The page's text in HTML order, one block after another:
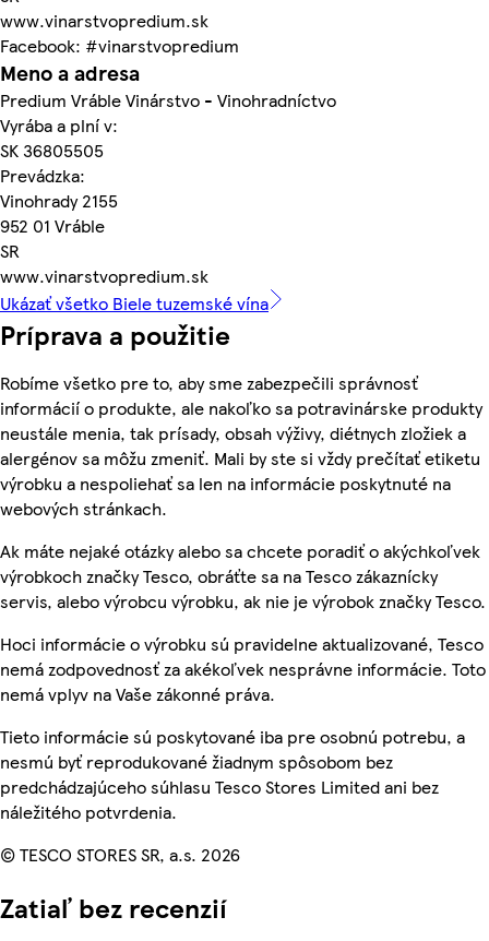
www.vinarstvopredium.sk
Facebook: #vinarstvopredium
Meno a adresa
Predium Vráble Vinárstvo - Vinohradníctvo
Vyrába a plní v:
SK 36805505
Prevádzka:
Vinohrady 2155
952 01 Vráble
SR
www.vinarstvopredium.sk
Ukázať všetko Biele tuzemské vína
Príprava a použitie
Robíme všetko pre to, aby sme zabezpečili správnosť
informácií o produkte, ale nakoľko sa potravinárske produkty
neustále menia, tak prísady, obsah výživy, diétnych zložiek a
alergénov sa môžu zmeniť. Mali by ste si vždy prečítať etiketu
výrobku a nespoliehať sa len na informácie poskytnuté na
webových stránkach.
Ak máte nejaké otázky alebo sa chcete poradiť o akýchkoľvek
výrobkoch značky Tesco, obráťte sa na Tesco zákaznícky
servis, alebo výrobcu výrobku, ak nie je výrobok značky Tesco.
Hoci informácie o výrobku sú pravidelne aktualizované, Tesco
nemá zodpovednosť za akékoľvek nesprávne informácie. Toto
nemá vplyv na Vaše zákonné práva.
Tieto informácie sú poskytované iba pre osobnú potrebu, a
nesmú byť reprodukované žiadnym spôsobom bez
predchádzajúceho súhlasu Tesco Stores Limited ani bez
náležitého potvrdenia.
© TESCO STORES SR, a.s. 2026
Zatiaľ bez recenzií